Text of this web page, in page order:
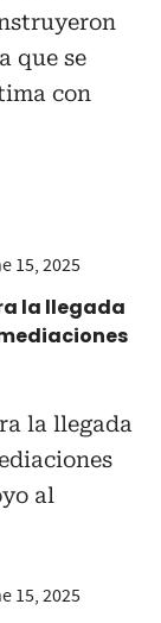
que se
con
15, 2025
la llegada
la llegada
al
15, 2025